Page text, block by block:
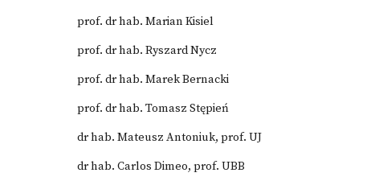
prof. dr hab. Marian Kisiel
prof. dr hab. Ryszard Nycz
prof. dr hab. Marek Bernacki
prof. dr hab. Tomasz Stępień
dr hab. Mateusz Antoniuk, prof. UJ
dr hab. Carlos Dimeo, prof. UBB